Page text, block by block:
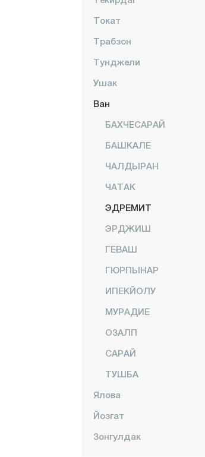
Токат
Трабзон
Тунджели
Ушак
Ван
БАХЧЕСАРАЙ
БАШКАЛЕ
ЧАЛДЫРАН
ЧАТАК
ЭДРЕМИТ
ЭРДЖИШ
ГЕВАШ
ГЮРПЫНАР
ИПЕКЙОЛУ
МУРАДИЕ
ОЗАЛП
САРАЙ
ТУШБА
Ялова
Йозгат
Зонгулдак